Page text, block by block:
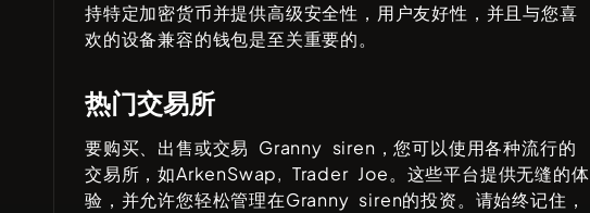
持特定加密货币并提供高级安全性，用户友好性，并且与您喜
欢的设备兼容的钱包是至关重要的。
热门交易所
要购买、出售或交易 Granny siren ，您可以使用各种流行的
交易所，如ArkenSwap, Trader Joe。这些平台提供无缝的体
验，并允许您轻松管理在Granny siren的投资。请始终记住，